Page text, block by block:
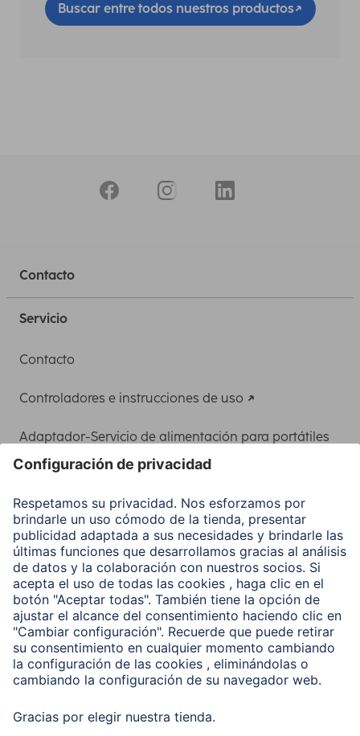
Buscar entre todos nuestros productos
Contacto
Servicio
Contacto
Controladores e instrucciones de uso
Adaptador-Servicio de alimentación para portátiles
Clientes online
Conviértete en distribuidor
Compañía
Historia de la empresa
Hama en todo el Mundo
Sostenibilidad